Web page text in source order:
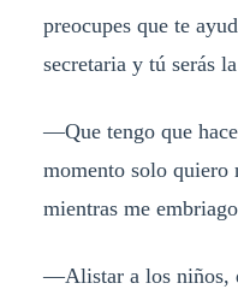
preocupes que te
secretaria y tú serás
—Que tengo que
momento solo quiero
mientras me
—Alistar a los niños,